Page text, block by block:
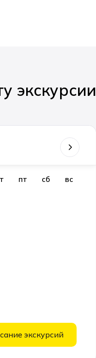
экскурсии
пт сб вс
экскурсий